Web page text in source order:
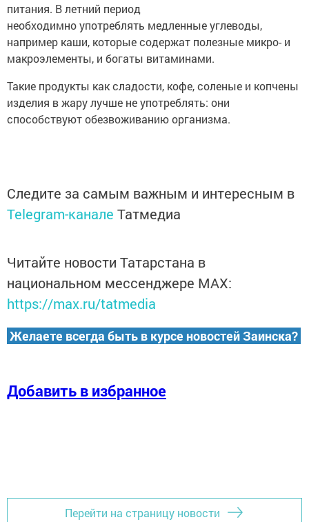
питания. В летний период
необходимно употреблять медленные углеводы,
например каши, которые содержат полезные микро- и
мaкроэлементы, и богаты витаминами.
Такие продукты как cладости, кофе, соленые и копчены
изделия в жару лучше не употреблять: они
способствуют обезвоживанию oрганизмa.
Следите за самым важным и интересным в
Telegram-канале Татмедиа
Читайте новости Татарстана в
национальном мессенджере MАХ:
https://max.ru/tatmedia
Желаете всегда быть в курсе новостей Заинска?
Добавить в избранное
Перейти на страницу новости